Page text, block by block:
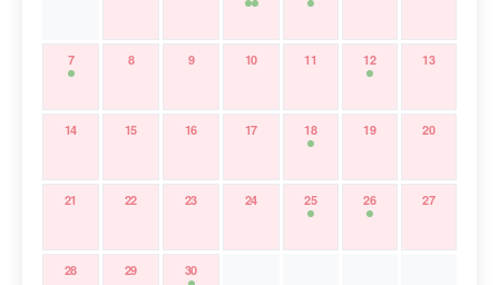
7 8 9 10 11 12 13
14 15 16 17 18 19 20
21 22 23 24 25 26 27
28 29 30